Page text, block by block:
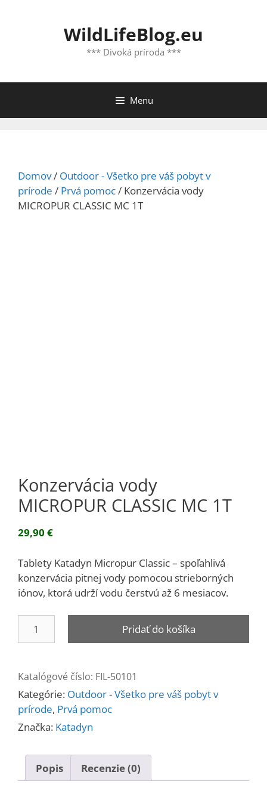
WildLifeBlog.eu
*** Divoká príroda ***
Menu
Domov/ Outdoor - Všetko pre váš pobyt v
prírode / Prvá pomoc/ Konzervácia vody
MICROPUR CLASSIC MC 1T
Konzervácia vody
MICROPUR CLASSIC MC 1T
29,90 €
Tablety Katadyn Micropur Classic – spoľahlivá
konzervácia pitnej vody pomocou strieborných
iónov, ktorá udrží vodu čerstvú až 6 mesiacov.
Konzervácia
CLASSIC
MC
1T
Pridať do košíka
Katalógové číslo: FIL-50101
Kategórie: Outdoor - Všetko pre váš pobyt v
prírode, Prvá pomoc
Značka: Katadyn
Popis Recenzie (0)